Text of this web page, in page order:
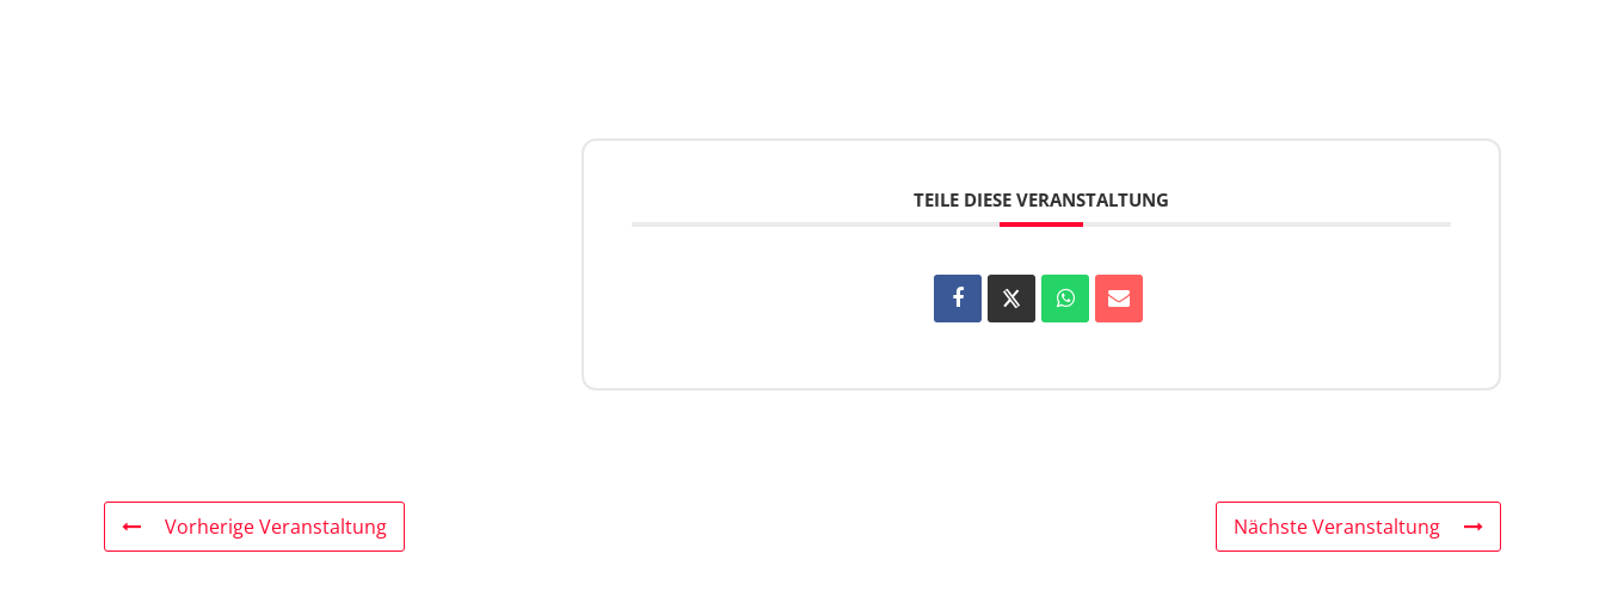
TEILE DIESE VERANSTALTUNG
Vorherige Veranstaltung Nächste Veranstaltung